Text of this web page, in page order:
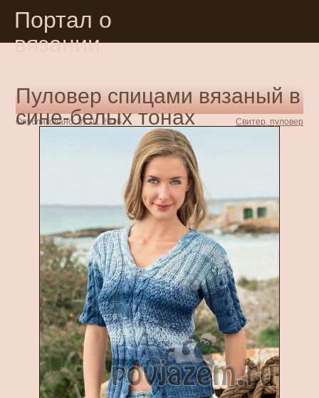
Портал о
вязании
Пуловер спицами вязаный в
сине-белых тонах
Опубликовано: 31.01.2026 Свитер, пуловер